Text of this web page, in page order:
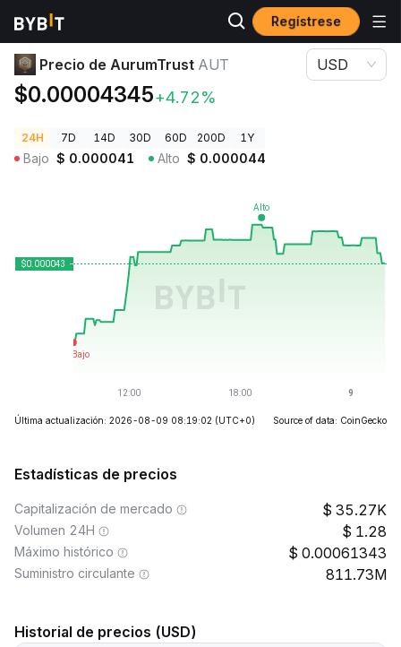
Regístrese
Precios de Criptomonedas Precio de AurumTrust AUT
Precio de AurumTrust AUT
$0.00004345+4.72%
USD
24H 7D 14D 30D 60D 200D 1Y
Bajo $ 0.000041 Alto $ 0.000044
Última actualización: 2026-08-09 08:19:02 (UTC+0) Source of data: CoinGecko
Estadísticas de precios
Capitalización de mercado 35.27K
Volumen 24H 1.28
Máximo histórico 0.00061343
Suministro circulante 811.73M
Historial de precios (USD)